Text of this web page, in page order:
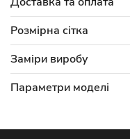
Розмірна сітка
Заміри виробу
Параметри моделі